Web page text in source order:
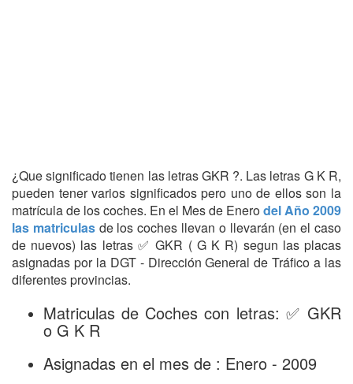
¿Que significado tienen las letras GKR ?. Las letras G K R,
pueden tener varios significados pero uno de ellos son la
matrícula de los coches. En el Mes de Enerodel Año 2009
las matriculas de los coches llevan o llevarán (en el caso
de nuevos) las letras ✅ GKR ( G K R) segun las placas
asignadas por la DGT - Dirección General de Tráfico a las
diferentes provincias.
Matriculas de Coches con letras: ✅ GKR
o G K R
Asignadas en el mes de : Enero - 2009